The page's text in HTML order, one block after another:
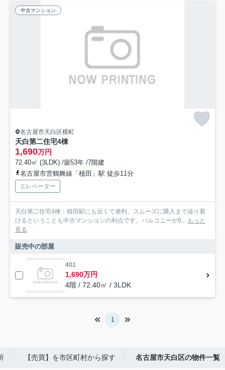
中古マンション
名古屋市天白区横町
天白第二住宅4棟
1,690万円
72.40㎡ (3LDK) /築53年 /7階建
名古屋市営鶴舞線「植田」駅 徒歩11分
エレベーター
天白第二住宅4棟：植田駅にも近くて便利。スムーズに購入まで辿り着
けるということも中古マンションの利点です。バルコニーが8... もっと
見る
販売中の部屋
401
1,690万円
4階 / 72.40㎡ / 3LDK
1
【売買】を市区町村から探す 名古屋市天白区の物件一覧